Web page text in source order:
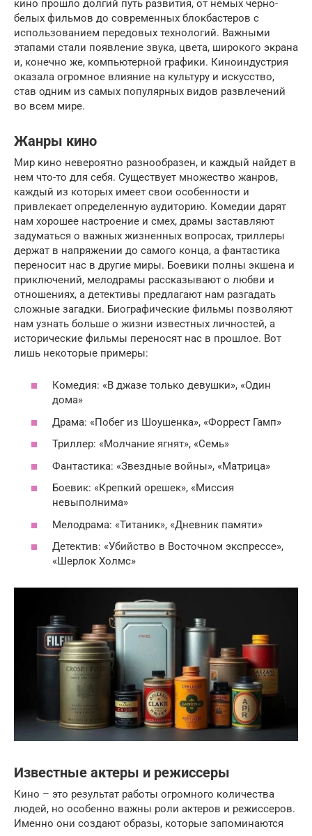
кино прошло долгий путь развития, от немых черно-
белых фильмов до современных блокбастеров с
использованием передовых технологий. Важными
этапами стали появление звука, цвета, широкого экрана
и, конечно же, компьютерной графики. Киноиндустрия
оказала огромное влияние на культуру и искусство,
став одним из самых популярных видов развлечений
во всем мире.
Жанры кино
Мир кино невероятно разнообразен, и каждый найдет в
нем что-то для себя. Существует множество жанров,
каждый из которых имеет свои особенности и
привлекает определенную аудиторию. Комедии дарят
нам хорошее настроение и смех, драмы заставляют
задуматься о важных жизненных вопросах, триллеры
держат в напряжении до самого конца, а фантастика
переносит нас в другие миры. Боевики полны экшена и
приключений, мелодрамы рассказывают о любви и
отношениях, а детективы предлагают нам разгадать
сложные загадки. Биографические фильмы позволяют
нам узнать больше о жизни известных личностей, а
исторические фильмы переносят нас в прошлое. Вот
лишь некоторые примеры:
Комедия: «В джазе только девушки», «Один
дома»
Драма: «Побег из Шоушенка», «Форрест Гамп»
Триллер: «Молчание ягнят», «Семь»
Фантастика: «Звездные войны», «Матрица»
Боевик: «Крепкий орешек», «Миссия
невыполнима»
Мелодрама: «Титаник», «Дневник памяти»
Детектив: «Убийство в Восточном экспрессе»,
«Шерлок Холмс»
Известные актеры и режиссеры
Кино – это результат работы огромного количества
людей, но особенно важны роли актеров и режиссеров.
Именно они создают образы, которые запоминаются